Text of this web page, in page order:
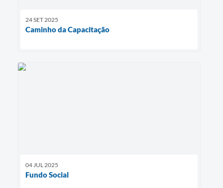
24 SET 2025
Caminho da Capacitação
04 JUL 2025
Fundo Social